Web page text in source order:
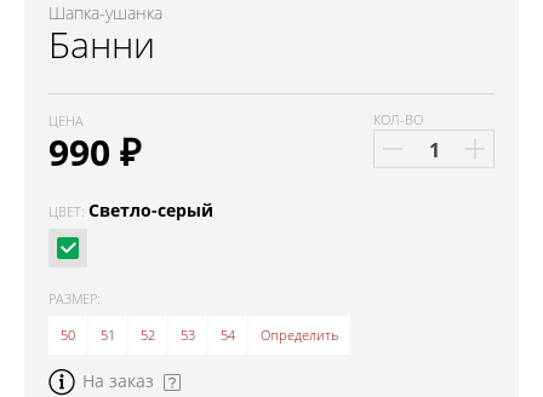
Шапка-ушанка
Банни
ЦЕНА
990 ₽
КОЛ-ВО
ЦВЕТ: Светло-серый
РАЗМЕР:
50
51 52 53 54 Определить
На заказ